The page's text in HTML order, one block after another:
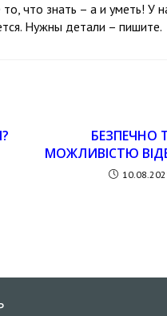
что знать – а и уметь! У
Нужны детали – пишите.
БЕЗПЕЧНО
МОЖЛИВІСТЮ